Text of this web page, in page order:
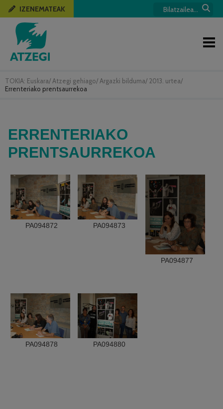
TOKIA: Euskara/ Atzegi gehiago/ Argazki bilduma/ 2013. urtea/
Errenteriako prentsaurrekoa
IZENEMATEAK
ERRENTERIAKO
PRENTSAURREKOA
PA094872 PA094873
PA094877
PA094878 PA094880